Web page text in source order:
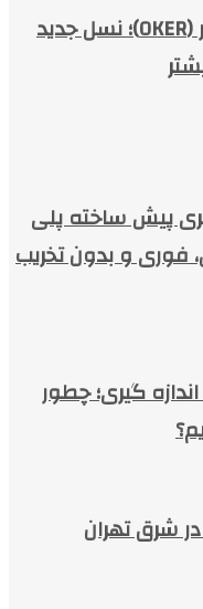
معرفی کرکره فولادی اوکر (OKER)؛ نسل جدید
پیش ساخته پلی
فوری و بدون تخریب
گیری؛ چطور
شرق تهران